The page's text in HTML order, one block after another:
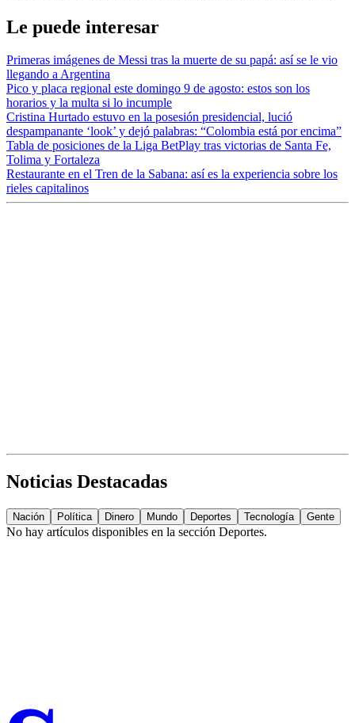
Le puede interesar
Primeras imágenes de Messi tras la muerte de su papá: así se le vio
llegando a Argentina
Pico y placa regional este domingo 9 de agosto: estos son los
horarios y la multa si lo incumple
Cristina Hurtado estuvo en la posesión presidencial, lució
despampanante ‘look’ y dejó palabras: “Colombia está por encima”
Tabla de posiciones de la Liga BetPlay tras victorias de Santa Fe,
Tolima y Fortaleza
Restaurante en el Tren de la Sabana: así es la experiencia sobre los
rieles capitalinos
Noticias Destacadas
Nación Política Dinero Mundo Deportes Tecnología Gente
No hay artículos disponibles en la sección Deportes.